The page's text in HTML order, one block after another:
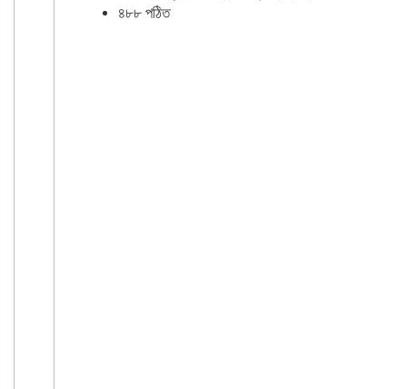
৪৮৮ পঠিত